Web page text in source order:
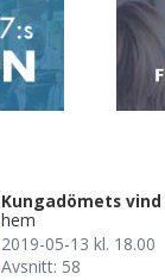
Kungadömets vind
hem
2019-05-13 kl. 18.00
Avsnitt: 58